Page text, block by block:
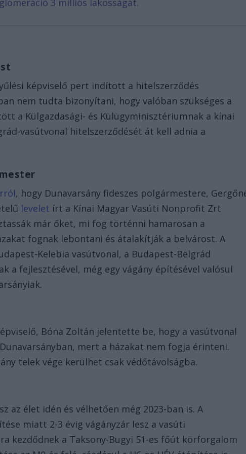
3 milliós lakosságát.
képviselő pert indított a hitelszerződés
nem tudta bizonyítani, hogy valóban szükséges a
a Külgazdasági- és Külügyminisztériumnak a kínai
vasútvonal hitelszerződését át kell adnia a
, hogy Dunavarsány fideszes polgármestere,
levelet írt a Kínai Magyar Vasúti Nonprofit Zrt
már őket, mi fog történni hamarosan a
fognak lebontani és átalakítják a belvárost. A
Kelebia vasútvonal, a Budapest-Belgrád
a fejlesztésével, még egy vágány építésével valósul
Bóna Zoltán jelentette be, hogy a vasútvonal
mert a házakat nem fogja érinteni.
telek vége kerülhet csak védőtávolságba.
az élet idén és vélhetően még 2023-ban is. A
miatt 2-3 évig vágányzár lesz a vasúti
kezdődnek a Taksony-Bugyi 51-es főút körforgalom